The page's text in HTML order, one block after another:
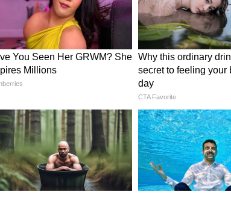
চা তৈরি করার ভিডিও ভাইরাল হয়েছে। এই ছবি
দেয়।